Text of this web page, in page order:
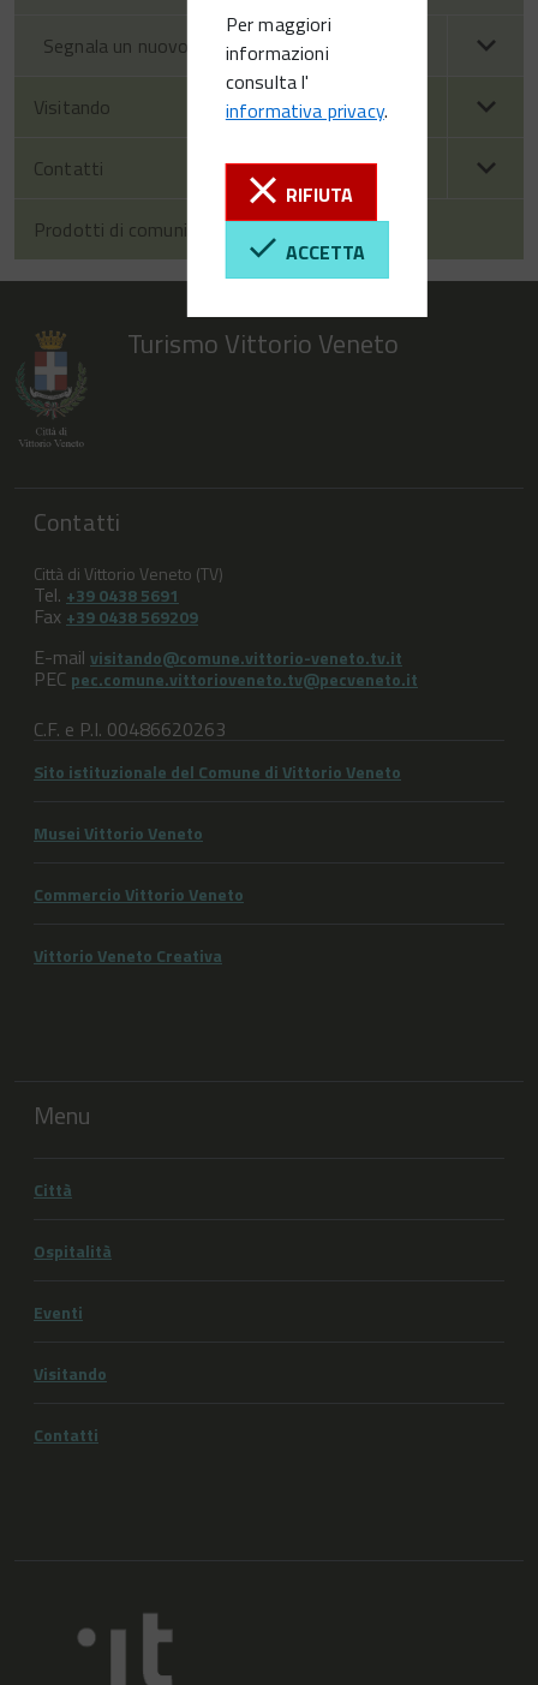
Per maggiori
informazioni
consulta l'
informativa privacy.
RIFIUTA
ACCETTA
Segnala un nuovo evento
Visitando
Contatti
Prodotti di comunicazione
Turismo Vittorio Veneto
Contatti
Città di Vittorio Veneto (TV)
Tel. +39 0438 5691
Fax +39 0438 569209
E-mail visitando@comune.vittorio-veneto.tv.it
PEC pec.comune.vittorioveneto.tv@pecveneto.it
C.F. e P.I. 00486620263
Sito istituzionale del Comune di Vittorio Veneto
Musei Vittorio Veneto
Commercio Vittorio Veneto
Vittorio Veneto Creativa
Menu
Città
Ospitalità
Eventi
Visitando
Contatti